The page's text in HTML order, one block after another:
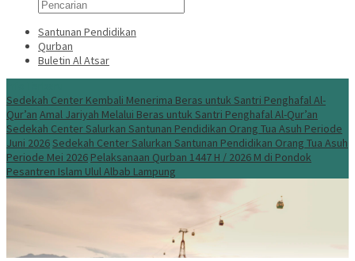
Santunan Pendidikan
Qurban
Buletin Al Atsar
Sedekah Center Kembali Menerima Beras untuk Santri Penghafal Al-
Qur’an Amal Jariyah Melalui Beras untuk Santri Penghafal Al-Qur’an
Sedekah Center Salurkan Santunan Pendidikan Orang Tua Asuh Periode
Juni 2026Sedekah Center Salurkan Santunan Pendidikan Orang Tua Asuh
Periode Mei 2026 Pelaksanaan Qurban 1447 H / 2026 M di Pondok
Pesantren Islam Ulul Albab Lampung